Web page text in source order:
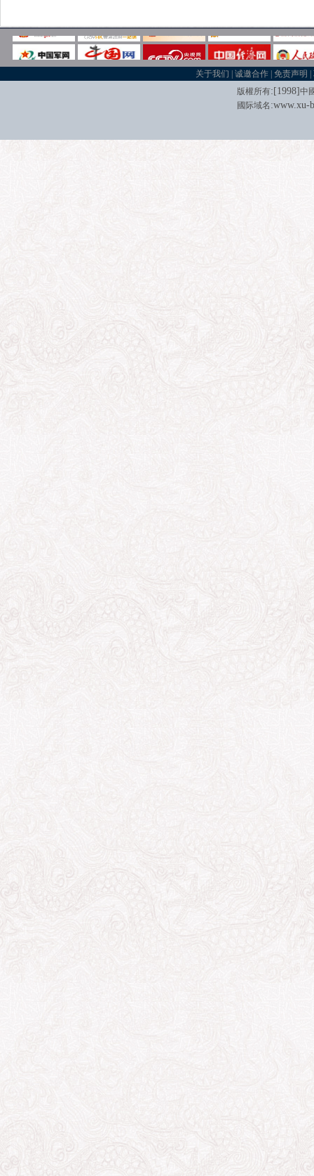
关于我们 |诚邀合作 |免责声明 |
版權所有:[1998]中
國际域名 :www.xu-